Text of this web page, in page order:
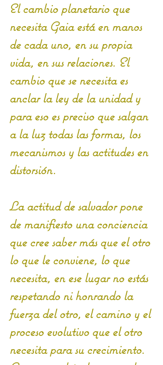
El cambio planetario que
necesita Gaia está en manos
de cada uno, en su propia
vida, en sus relaciones. El
cambio que se necesita es
anclar la ley de la unidad y
para eso es preciso que salgan
a la luz todas las formas, los
mecanismos y las actitudes en
distorsión.
La actitud de salvador pone
de manifiesto una conciencia
que cree saber más que el otro
lo que le conviene, lo que
necesita, en ese lugar no estás
respetando ni honrando la
fuerza del otro, el camino y el
proceso evolutivo que el otro
necesita para su crecimiento.